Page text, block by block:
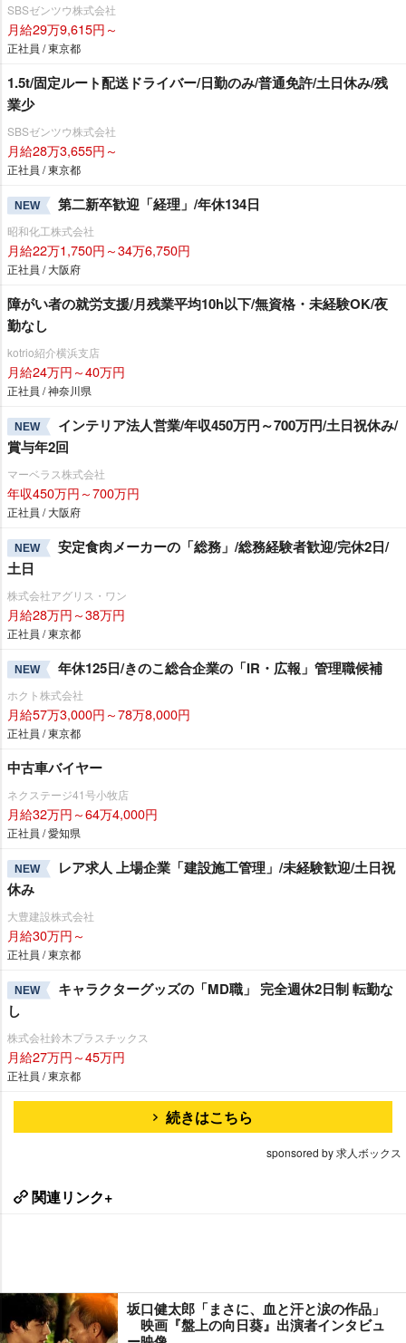
SBSゼンツウ株式会社
月給29万9,615円～
正社員 / 東京都
1.5t/固定ルート配送ドライバー/日勤のみ/普通免許/土日休み/残
業少
SBSゼンツウ株式会社
月給28万3,655円～
正社員 / 東京都
NEW 第二新卒歓迎「経理」/年休134日
昭和化工株式会社
月給22万1,750円～34万6,750円
正社員 / 大阪府
障がい者の就労支援/月残業平均10h以下/無資格・未経験OK/夜
勤なし
kotrio紹介横浜支店
月給24万円～40万円
正社員 / 神奈川県
NEW
インテリア法人営業/年収450万円～700万円/土日祝休み/
賞与年2回
マーベラス株式会社
年収450万円～700万円
正社員 / 大阪府
NEW
安定食肉メーカーの「総務」/総務経験者歓迎/完休2日/
土日
株式会社アグリス・ワン
月給28万円～38万円
正社員 / 東京都
NEW 年休125日/きのこ総合企業の「IR・広報」管理職候補
ホクト株式会社
月給57万3,000円～78万8,000円
正社員 / 東京都
中古車バイヤー
ネクステージ41号小牧店
月給32万円～64万4,000円
正社員 / 愛知県
NEW
レア求人 上場企業「建設施工管理」/未経験歓迎/土日祝
休み
大豊建設株式会社
月給30万円～
正社員 / 東京都
NEW
キャラクターグッズの「MD職」 完全週休2日制 転勤な
し
株式会社鈴木プラスチックス
月給27万円～45万円
正社員 / 東京都
続きはこちら
sponsored by 求人ボックス
関連リンク+
坂口健太郎「まさに、血と汗と涙の作品」
映画『盤上の向日葵』出演者インタビュ